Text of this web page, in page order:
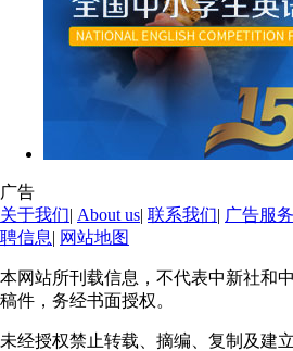
广告
关于我们| About us| 联系我们| 广告服务
聘信息| 网站地图
本网站所刊载信息，不代表中新社和
稿件，务经书面授权。
未经授权禁止转载、摘编、复制及建